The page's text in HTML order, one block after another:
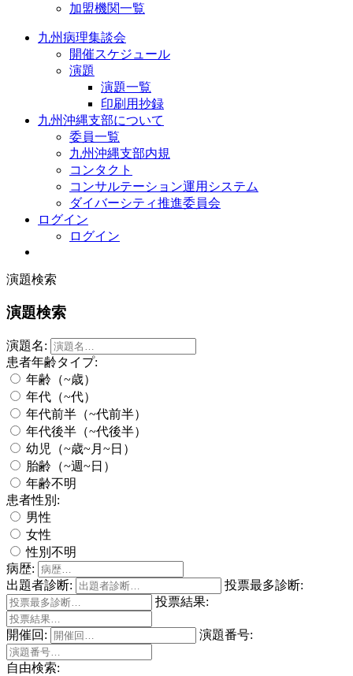
加盟機関一覧
九州病理集談会
開催スケジュール
演題
演題一覧
印刷用抄録
九州沖縄支部について
委員一覧
九州沖縄支部内規
コンタクト
コンサルテーション運用システム
ダイバーシティ推進委員会
ログイン
ログイン
演題検索
演題検索
演題名:
患者年齢タイプ:
年齢（~歳）
年代（~代）
年代前半（~代前半）
年代後半（~代後半）
幼児（~歳~月~日）
胎齢（~週~日）
年齢不明
患者性別:
男性
女性
性別不明
病歴:
出題者診断:
投票最多診断:
投票結果:
開催回: 演題番号:
自由検索: